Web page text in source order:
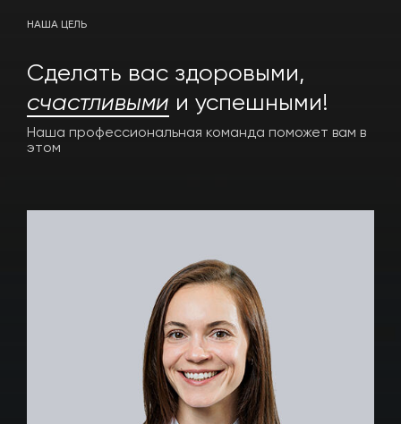
НАША ЦЕЛЬ
Cделать вас здоровыми,
счастливыми и успешными!
Наша профессиональная команда поможет вам в
этом